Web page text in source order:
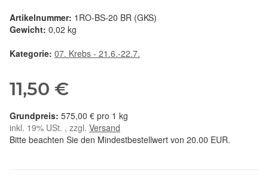
Artikelnummer: 1RO-BS-20 BR (GKS)
Gewicht: 0,02 kg
Kategorie: 07. Krebs - 21.6.-22.7.
11,50 €
575,00 € pro 1 kg
inkl. 19% USt. , zzgl. Versand
Bitte beachten Sie den Mindestbestellwert von 20.00 EUR.